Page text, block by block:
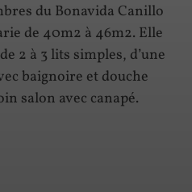
du Bonavida Canillo
de 40m2 à 46m2. Elle
2 à 3 lits simples, d’une
baignoire et douche
salon avec canapé.